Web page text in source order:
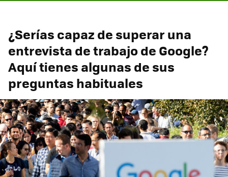
¿Serías capaz de superar una
entrevista de trabajo de Google?
Aquí tienes algunas de sus
preguntas habituales